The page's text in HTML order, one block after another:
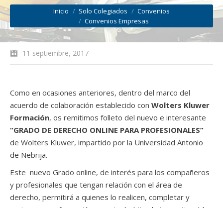
You are here:
Inicio Solo Colegiados
Convenios
Convenios Empresas
11 septiembre, 2017
Como en ocasiones anteriores, dentro del marco del
acuerdo de colaboración establecido con Wolters Kluwer
Formación, os remitimos folleto del nuevo e interesante
“GRADO DE DERECHO ONLINE PARA PROFESIONALES”
de Wolters Kluwer, impartido por la Universidad Antonio
de Nebrija.
Este nuevo Grado online, de interés para los compañeros
y profesionales que tengan relación con el área de
derecho, permitirá a quienes lo realicen, completar y